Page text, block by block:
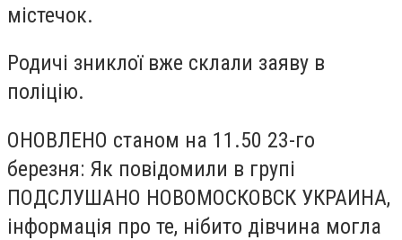
містечок.
Родичі зниклої вже склали заяву в
поліцію.
ОНОВЛЕНО станом на 11.50 23-го
березня: Як повідомили в групі
ПОДСЛУШАНО НОВОМОСКОВСК УКРАИНА,
інформація про те, нібито дівчина могла